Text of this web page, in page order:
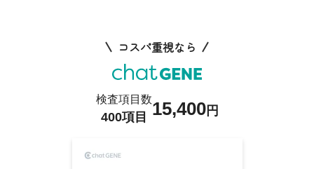
コスパ重視なら
検査項目数
400項目 15,400円